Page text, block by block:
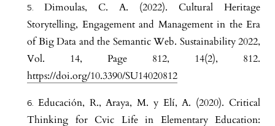
Dimoulas, C. A. (2022). Cultural Heritage
Storytelling, Engagement and Management in the Era
of Big Data and the Semantic Web. Sustainability 2022,
Vol. 14, Page 812, 14(2), 812.
https://doi.org/10.3390/SU14020812
Educación, R., Araya, M. y Elí, A. (2020). Critical
Thinking for Cvic Life in Elementary Education: